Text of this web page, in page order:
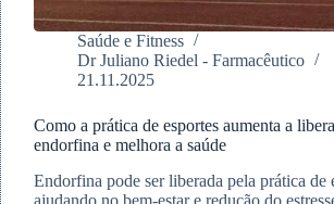
Saúde e Fitness
Dr Juliano Riedel - Farmacêutico
21.11.2025
Como a prática de esportes aumenta a
endorfina e melhora a saúde
Endorfina pode ser liberada pela prática de
ajudando no bem-estar e redução do